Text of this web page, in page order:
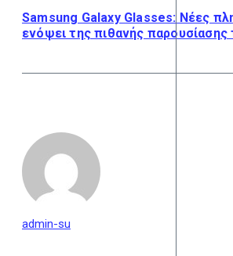
Samsung Galaxy Glasses: Νέες
ενόψει της πιθανής παρουσίασης
admin-su